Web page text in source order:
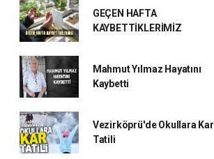
GEÇEN HAFTA
KAYBETTİKLERİMİZ
Mahmut Yılmaz Hayatını
Kaybetti
Vezirköprü'de Okullara Kar
Tatili